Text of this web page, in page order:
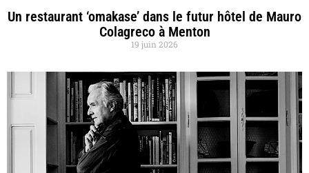
Un restaurant ‘omakase’ dans le futur hôtel de Mauro
Colagreco à Menton
19 juin 2026